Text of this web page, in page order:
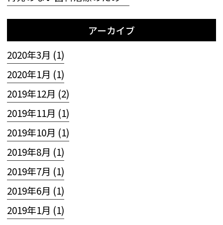
アーカイブ
2020年3月 (1)
2020年1月 (1)
2019年12月 (2)
2019年11月 (1)
2019年10月 (1)
2019年8月 (1)
2019年7月 (1)
2019年6月 (1)
2019年1月 (1)